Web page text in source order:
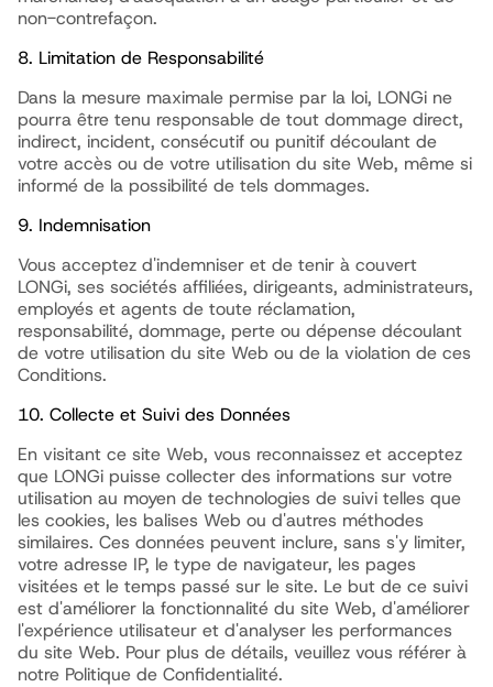
non-contrefaçon.
8. Limitation de Responsabilité
Dans la mesure maximale permise par la loi, LONGi ne
pourra être tenu responsable de tout dommage direct,
indirect, incident, consécutif ou punitif découlant de
votre accès ou de votre utilisation du site Web, même si
informé de la possibilité de tels dommages.
9. Indemnisation
Vous acceptez d'indemniser et de tenir à couvert
LONGi, ses sociétés affiliées, dirigeants, administrateurs,
employés et agents de toute réclamation,
responsabilité, dommage, perte ou dépense découlant
de votre utilisation du site Web ou de la violation de ces
Conditions.
10. Collecte et Suivi des Données
En visitant ce site Web, vous reconnaissez et acceptez
que LONGi puisse collecter des informations sur votre
utilisation au moyen de technologies de suivi telles que
les cookies, les balises Web ou d'autres méthodes
similaires. Ces données peuvent inclure, sans s'y limiter,
votre adresse IP, le type de navigateur, les pages
visitées et le temps passé sur le site. Le but de ce suivi
est d'améliorer la fonctionnalité du site Web, d'améliorer
l'expérience utilisateur et d'analyser les performances
du site Web. Pour plus de détails, veuillez vous référer à
notre Politique de Confidentialité.